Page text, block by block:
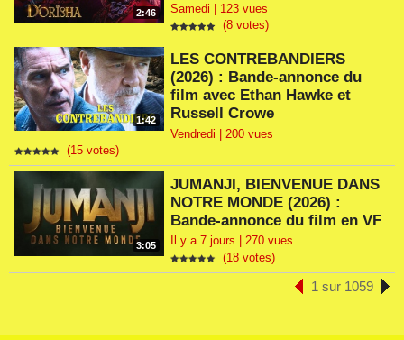
2:46
Samedi | 123 vues
(8 votes)
1:42
LES CONTREBANDIERS
(2026) : Bande-annonce du
film avec Ethan Hawke et
Russell Crowe
Vendredi | 200 vues
(15 votes)
3:05
JUMANJI, BIENVENUE DANS
NOTRE MONDE (2026) :
Bande-annonce du film en VF
Il y a 7 jours | 270 vues
(18 votes)
1 sur 1059